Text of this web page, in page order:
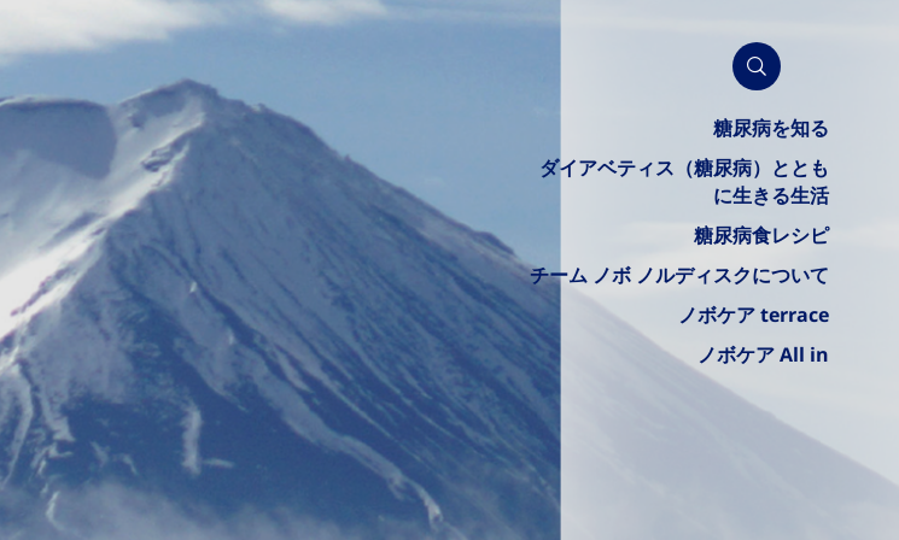
糖尿病を知る
ダイアベティス（糖尿病）ととも
に生きる生活
糖尿病食レシピ
チーム ノボ ノルディスクについて
ノボケア terrace
ノボケア All in